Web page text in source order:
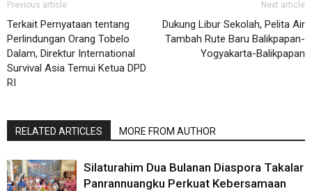
Previous article
Terkait Pernyataan tentang
Perlindungan Orang Tobelo
Dalam, Direktur International
Survival Asia Temui Ketua DPD
RI
Next article
Dukung Libur Sekolah, Pelita Air
Tambah Rute Baru Balikpapan-
Yogyakarta-Balikpapan
RELATED ARTICLES MORE FROM AUTHOR
Silaturahim Dua Bulanan Diaspora Takalar
Panrannuangku Perkuat Kebersamaan